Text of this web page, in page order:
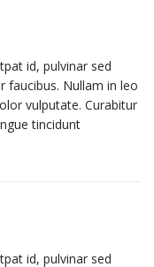
id, pulvinar sed
faucibus. Nullam in leo
vulputate. Curabitur
tincidunt
id, pulvinar sed